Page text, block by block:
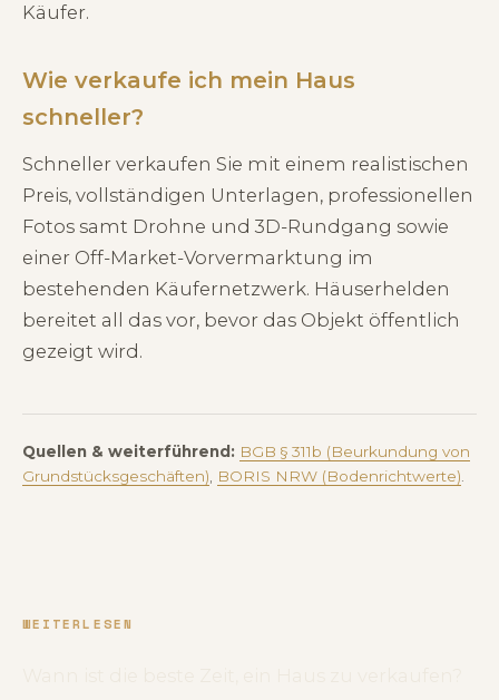
Käufer.
Wie verkaufe ich mein Haus
schneller?
Schneller verkaufen Sie mit einem realistischen
Preis, vollständigen Unterlagen, professionellen
Fotos samt Drohne und 3D-Rundgang sowie
einer Off-Market-Vorvermarktung im
bestehenden Käufernetzwerk. Häuserhelden
bereitet all das vor, bevor das Objekt öffentlich
gezeigt wird.
Quellen & weiterführend: BGB § 311b (Beurkundung von
Grundstücksgeschäften)
BORIS NRW (Bodenrichtwerte)
WEITERLESEN